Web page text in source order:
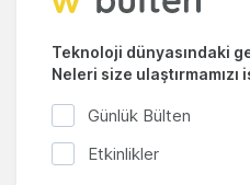
Teknoloji dünyasındaki
Neleri size ulaştırmamızı
Günlük Bülten
Etkinlikler